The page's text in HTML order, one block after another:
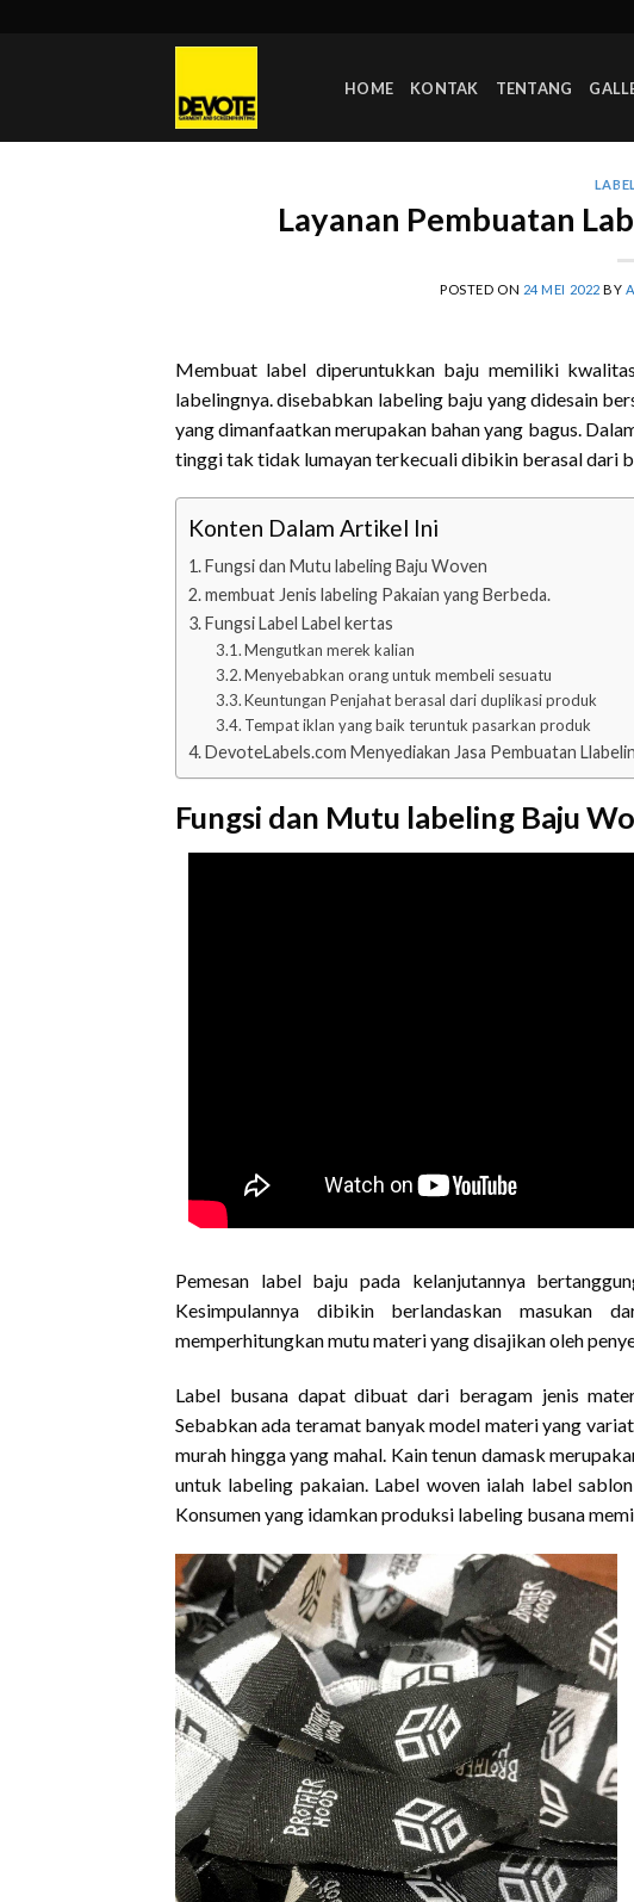
HOME KONTAK TENTANG
Layanan Pembuatan
POSTED ON 24 MEI 2022 BY
Membuat label diperuntukkan baju memiliki
labelingnya. disebabkan labeling baju yang didesain
yang dimanfaatkan merupakan bahan yang bagus.
tinggi tak tidak lumayan terkecuali dibikin berasal dari
Konten Dalam Artikel Ini
Fungsi dan Mutu labeling Baju Woven
membuat Jenis labeling Pakaian yang Berbeda.
Fungsi Label Label kertas
Mengutkan merek kalian
Menyebabkan orang untuk membeli sesuatu
Keuntungan Penjahat berasal dari duplikasi produk
Tempat iklan yang baik teruntuk pasarkan produk
DevoteLabels.com Menyediakan Jasa Pembuatan
Fungsi dan Mutu labeling Baju
Pemesan label baju pada kelanjutannya
Kesimpulannya dibikin berlandaskan masukan
memperhitungkan mutu materi yang disajikan oleh
Label busana dapat dibuat dari beragam jenis
Sebabkan ada teramat banyak model materi yang
murah hingga yang mahal. Kain tenun damask
untuk labeling pakaian. Label woven ialah label
Konsumen yang idamkan produksi labeling busana